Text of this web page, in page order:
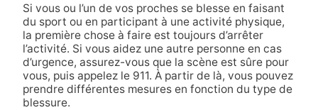
Si vous ou l’un de vos proches se blesse en faisant
du sport ou en participant à une activité physique,
la première chose à faire est toujours d’arrêter
l’activité. Si vous aidez une autre personne en cas
d’urgence, assurez-vous que la scène est sûre pour
vous, puis appelez le 911. À partir de là, vous pouvez
prendre différentes mesures en fonction du type de
blessure.